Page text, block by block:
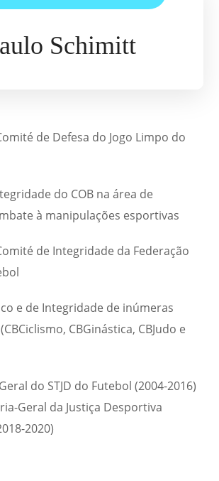
Schimitt
de Defesa do Jogo Limpo do
do COB na área de
à manipulações esportivas
de Integridade da Federação
e de Integridade de inúmeras
CBGinástica, CBJudo e
do STJD do Futebol (2004-2016)
Geral da Justiça Desportiva
2020)